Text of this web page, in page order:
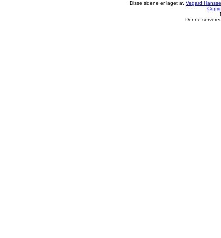
Disse sidene er laget av Vegard
Denne